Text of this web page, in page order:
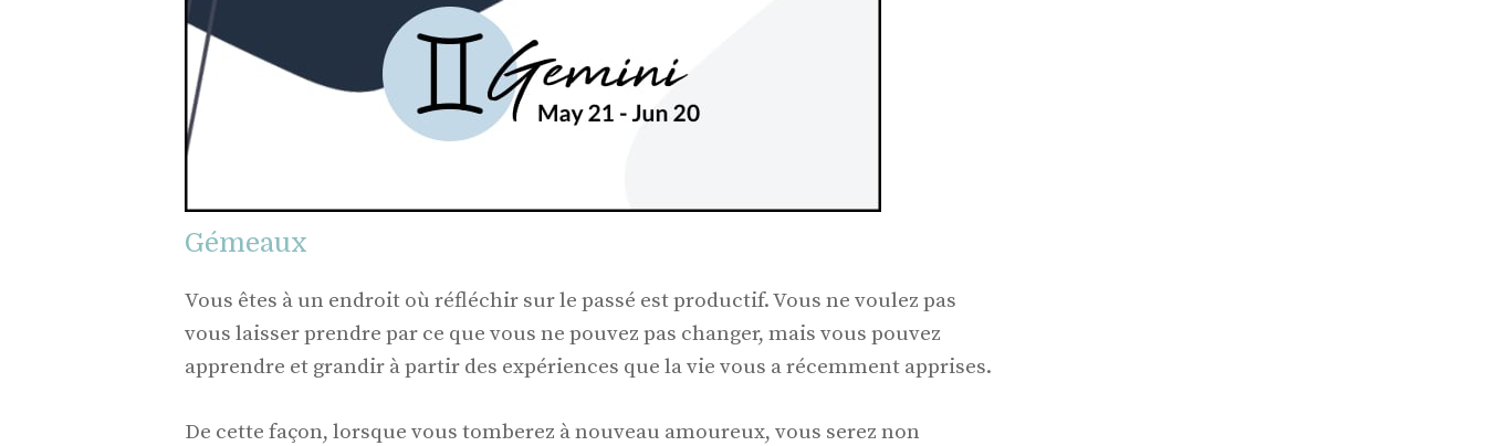
Gémeaux
Vous êtes à un endroit où réfléchir sur le passé est productif. Vous ne voulez pas
vous laisser prendre par ce que vous ne pouvez pas changer, mais vous pouvez
apprendre et grandir à partir des expériences que la vie vous a récemment apprises.
De cette façon, lorsque vous tomberez à nouveau amoureux, vous serez non